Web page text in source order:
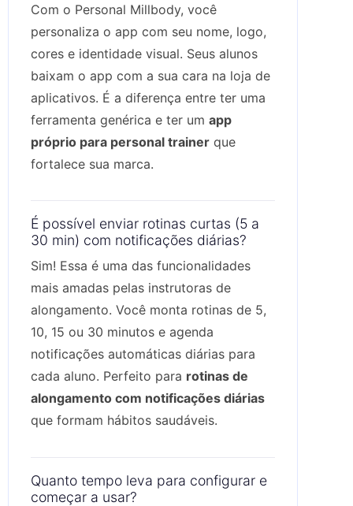
Com o Personal Millbody, você
personaliza o app com seu nome, logo,
cores e identidade visual. Seus alunos
baixam o app com a sua cara na loja de
aplicativos. É a diferença entre ter uma
ferramenta genérica e ter um app
próprio para personal trainer que
fortalece sua marca.
É possível enviar rotinas curtas (5 a
30 min) com notificações diárias?
Sim! Essa é uma das funcionalidades
mais amadas pelas instrutoras de
alongamento. Você monta rotinas de 5,
10, 15 ou 30 minutos e agenda
notificações automáticas diárias para
cada aluno. Perfeito para rotinas de
alongamento com notificações diárias
que formam hábitos saudáveis.
Quanto tempo leva para configurar e
começar a usar?